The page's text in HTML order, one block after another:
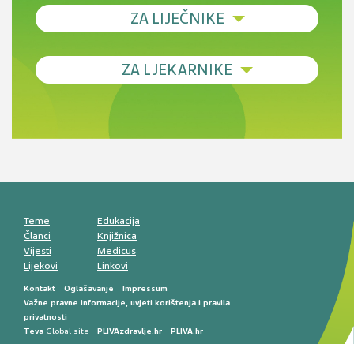
ZA LIJEČNIKE
Debljina - od prevencije do personalizirane
Novi pogled na migrenu: komorbiditeti, spolne
razlike i nove terapije
smetnji do rane onkološke dijagnostike
ZA LJEKARNIKE
Antikoagulansi u ljekarničkoj praksi –
Teme
Članci
Vijesti
Lijekovi
Edukacija
Knjižnica
Medicus
Linkovi
Kontakt Oglašavanje
Impressum
Važne pravne informacije, uvjeti korištenja i pravila
privatnosti
Teva Global site PLIVAzdravlje.hr PLIVA.hr